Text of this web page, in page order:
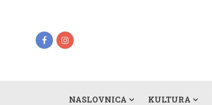
NASLOVNICA KULTURA